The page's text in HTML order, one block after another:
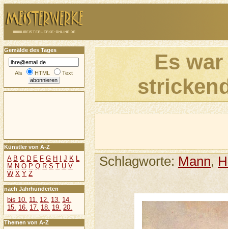
Es
Schlagworte: Mann,
Gemälde des Tages
Als HTML Text
Künstler von A-Z
A B C D E F G H J K L
M N O P Q R S T U V
W X Y Z
nach Jahrhunderten
bis 10. 11. 12. 13. 14.
15. 16. 17. 18. 19. 20.
Themen von A-Z